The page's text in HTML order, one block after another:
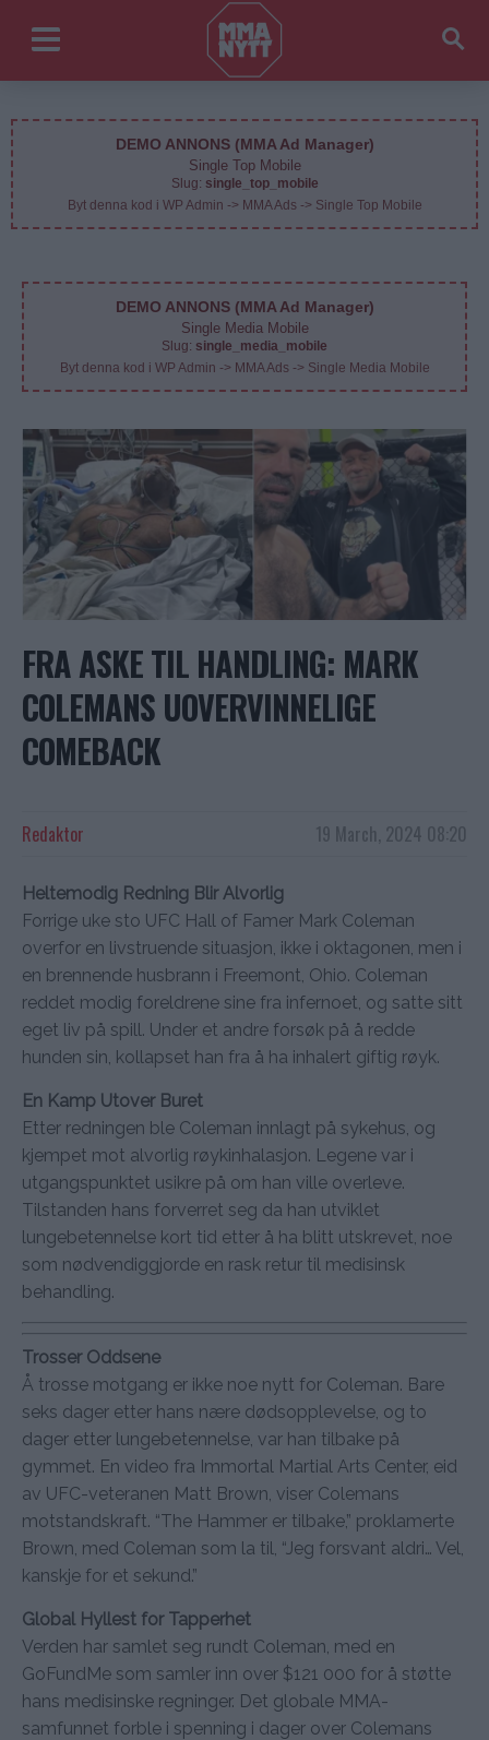
DEMO ANNONS (MMA Ad Manager)
Single Top Mobile
Slug: single_top_mobile
Byt denna kod i WP Admin -> MMA Ads -> Single Top Mobile
DEMO ANNONS (MMA Ad Manager)
Single Media Mobile
Slug: single_media_mobile
Byt denna kod i WP Admin -> MMA Ads -> Single Media Mobile
FRA ASKE TIL HANDLING: MARK
COLEMANS UOVERVINNELIGE
COMEBACK
19 March, 2024 08:20
Redaktor
Heltemodig Redning Blir Alvorlig
Forrige uke sto UFC Hall of Famer Mark Coleman
overfor en livstruende situasjon, ikke i oktagonen, men i
en brennende husbrann i Freemont, Ohio. Coleman
reddet modig foreldrene sine fra infernoet, og satte sitt
eget liv på spill. Under et andre forsøk på å redde
hunden sin, kollapset han fra å ha inhalert giftig røyk.
En Kamp Utover Buret
Etter redningen ble Coleman innlagt på sykehus, og
kjempet mot alvorlig røykinhalasjon. Legene var i
utgangspunktet usikre på om han ville overleve.
Tilstanden hans forverret seg da han utviklet
lungebetennelse kort tid etter å ha blitt utskrevet, noe
som nødvendiggjorde en rask retur til medisinsk
behandling.
Trosser Oddsene
Å trosse motgang er ikke noe nytt for Coleman. Bare
seks dager etter hans nære dødsopplevelse, og to
dager etter lungebetennelse, var han tilbake på
gymmet. En video fra Immortal Martial Arts Center, eid
av UFC-veteranen Matt Brown, viser Colemans
motstandskraft. “The Hammer er tilbake,” proklamerte
Brown, med Coleman som la til, “Jeg forsvant aldri… Vel,
kanskje for et sekund.”
Global Hyllest for Tapperhet
Verden har samlet seg rundt Coleman, med en
GoFundMe som samler inn over $121 000 for å støtte
hans medisinske regninger. Det globale MMA-
samfunnet forble i spenning i dager over Colemans